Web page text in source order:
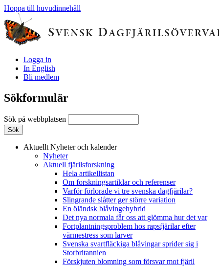
Hoppa till huvudinnehåll
Logga in
In English
Bli medlem
Sökformulär
Sök på webbplatsen
Aktuellt Nyheter och kalender
Nyheter
Aktuell fjärilsforskning
Hela artikellistan
Om forskningsartiklar och referenser
Varför förlorade vi tre svenska dagfjärilar?
Slingrande slåtter ger större variation
En öländsk blåvingehybrid
Det nya normala får oss att glömma hur det var
Fortplantningsproblem hos rapsfjärilar efter
värmestress som larver
Svenska svartfläckiga blåvingar sprider sig i
Storbritannien
Förskjuten blomning som försvar mot fjäril